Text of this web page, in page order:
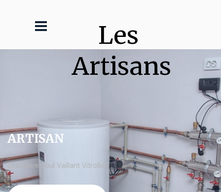
Les
Artisans
ARTISAN
chaudière fioul Vaillant Vitrolles